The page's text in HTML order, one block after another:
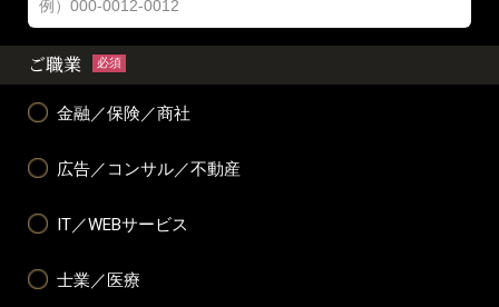
ご職業 必須
金融／保険／商社
広告／コンサル／不動産
IT／WEBサービス
士業／医療